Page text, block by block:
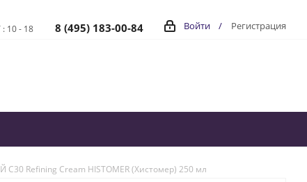
Войти / Регистрация
10 - 18 8 (495) 183-00-84
Refining Cream HISTOMER (Хистомер) 250 мл